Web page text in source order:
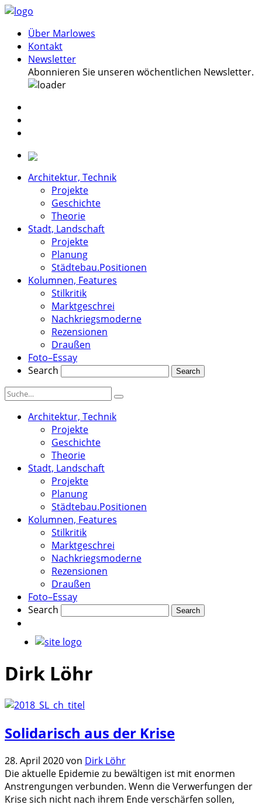
Über Marlowes
Kontakt
Newsletter
Abonnieren Sie unseren wöchentlichen Newsletter.
Architektur, Technik
Projekte
Geschichte
Theorie
Stadt, Landschaft
Projekte
Planung
Städtebau.Positionen
Kolumnen, Features
Stilkritik
Marktgeschrei
Nachkriegsmoderne
Rezensionen
Draußen
Foto–Essay
Search
Architektur, Technik
Projekte
Geschichte
Theorie
Stadt, Landschaft
Projekte
Planung
Städtebau.Positionen
Kolumnen, Features
Stilkritik
Marktgeschrei
Nachkriegsmoderne
Rezensionen
Draußen
Foto–Essay
Search
Dirk Löhr
Solidarisch aus der Krise
28. April 2020von Dirk Löhr
Die aktuelle Epidemie zu bewältigen ist mit enormen
Anstrengungen verbunden. Wenn die Verwerfungen der
Krise sich nicht nach ihrem Ende verschärfen sollen,